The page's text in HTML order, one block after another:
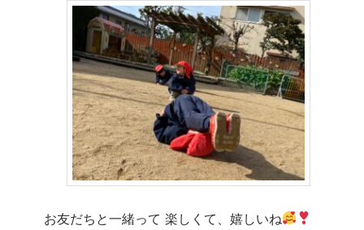
お友だちと一緒って 楽しくて、嬉しいね